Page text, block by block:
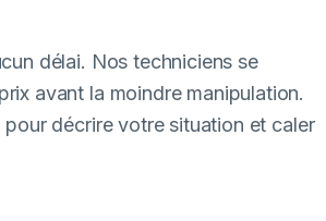
délai. Nos techniciens se
avant la moindre manipulation.
pour décrire votre situation et caler